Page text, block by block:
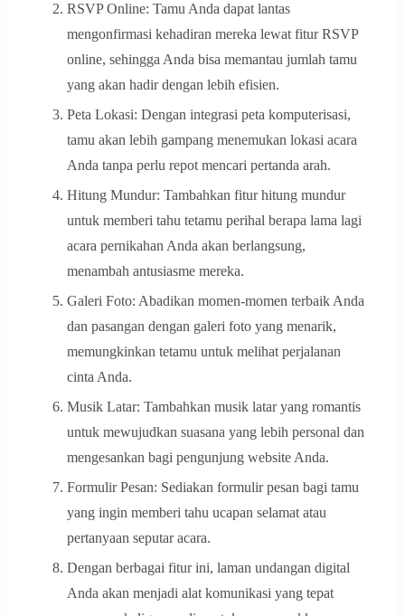
RSVP Online: Tamu Anda dapat lantas
mengonfirmasi kehadiran mereka lewat fitur RSVP
online, sehingga Anda bisa memantau jumlah tamu
yang akan hadir dengan lebih efisien.
Peta Lokasi: Dengan integrasi peta komputerisasi,
tamu akan lebih gampang menemukan lokasi acara
Anda tanpa perlu repot mencari pertanda arah.
Hitung Mundur: Tambahkan fitur hitung mundur
untuk memberi tahu tetamu perihal berapa lama lagi
acara pernikahan Anda akan berlangsung,
menambah antusiasme mereka.
Galeri Foto: Abadikan momen-momen terbaik Anda
dan pasangan dengan galeri foto yang menarik,
memungkinkan tetamu untuk melihat perjalanan
cinta Anda.
Musik Latar: Tambahkan musik latar yang romantis
untuk mewujudkan suasana yang lebih personal dan
mengesankan bagi pengunjung website Anda.
Formulir Pesan: Sediakan formulir pesan bagi tamu
yang ingin memberi tahu ucapan selamat atau
pertanyaan seputar acara.
Dengan berbagai fitur ini, laman undangan digital
Anda akan menjadi alat komunikasi yang tepat